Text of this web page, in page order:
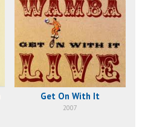
Get On With It
2007